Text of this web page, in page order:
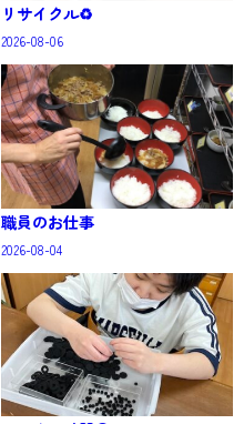
リサイクル♻️
2026-08-06
職員のお仕事
2026-08-04